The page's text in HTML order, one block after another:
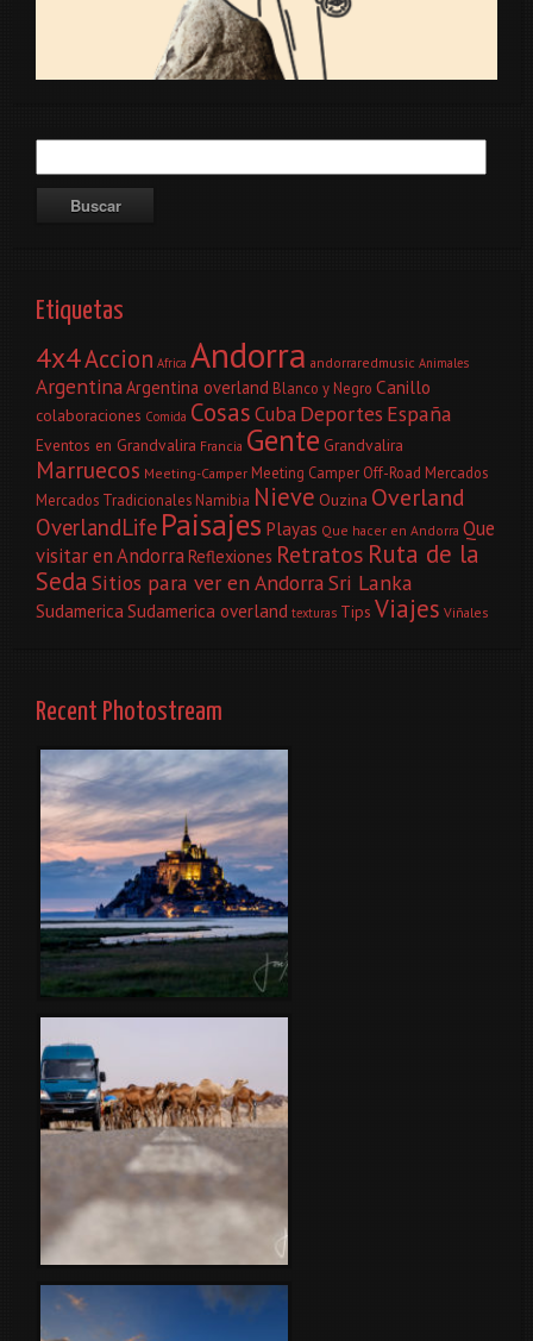
Etiquetas
4x4Accion Africa Andorra andorraredmusic Animales
ArgentinaArgentina overland Blanco y Negro Canillo
colaboraciones Comida CosasCubaDeportes España
Eventos en Grandvalira Francia Gente Grandvalira
Marruecos Meeting-Camper Meeting Camper Off-Road Mercados
Mercados Tradicionales Namibia Nieve Ouzina Overland
OverlandLife Paisajes Playas Que hacer en Andorra Que
visitar en AndorraReflexiones Retratos Ruta de la
SedaSitios para ver en AndorraSri Lanka
Sudamerica Sudamerica overland texturas Tips Viajes Viñales
Recent Photostream